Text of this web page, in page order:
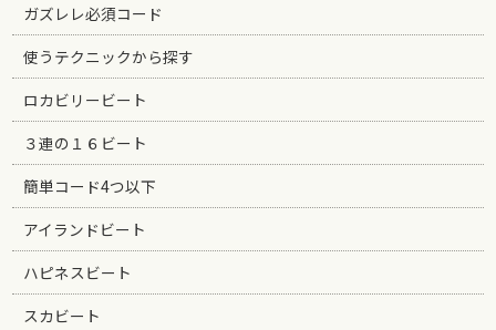
ガズレレ必須コード
使うテクニックから探す
ロカビリービート
３連の１６ビート
簡単コード4つ以下
アイランドビート
ハピネスビート
スカビート